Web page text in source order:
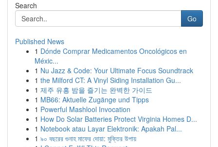
Search
Go
Published News
1 Dónde Comprar Medicamentos Oncológicos en
Méxic...
1 Nu Jazz & Code: Your Ultimate Focus Soundtrack
1 the Milford CT: A Vinyl Siding Installation Gu...
1 제주 유흥 밤을 즐기는 완벽한 가이드
1 MB66: Aktuelle Zugänge und Tipps
1 Powerful Mashlool Invocation
1 How Do Solar Batteries Protect Virginia Homes D...
1 Notebook atau Layar Elektronik: Apakah Pal...
1 ৯০ বছরের গুনাহ মাফের দোয়া: মুক্তির উপায়